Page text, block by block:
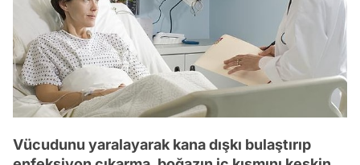
Vücudunu yaralayarak kana dışkı bulaştırıp